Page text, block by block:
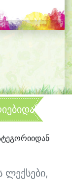
ლექსები,